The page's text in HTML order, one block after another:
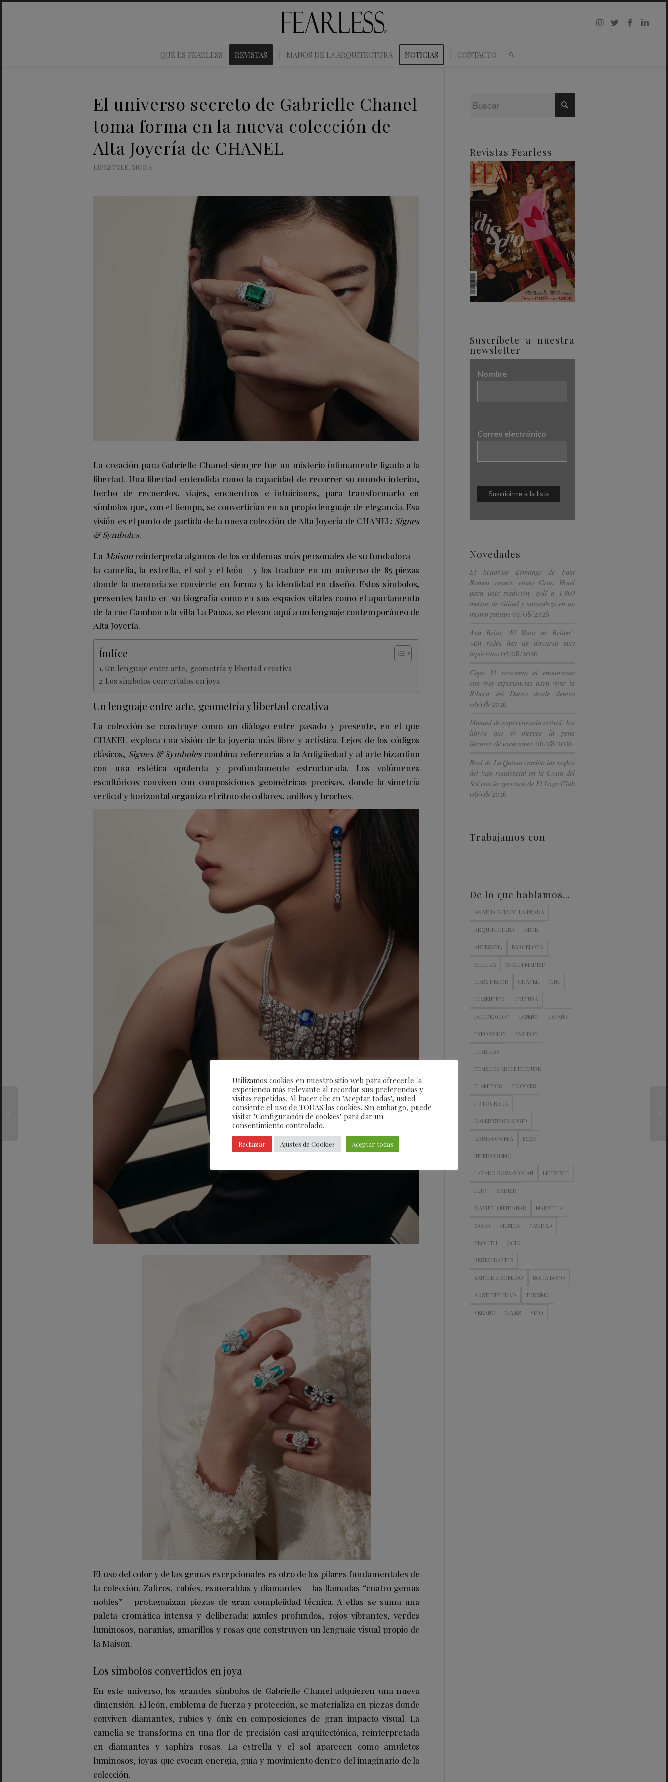
QUÉ ES FEARLESS REVISTAS MANOS DE LA ARQUITECTURA NOTICIAS CONTACTO
El universo secreto de Gabrielle Chanel
toma forma en la nueva colección de
Alta Joyería de CHANEL
LIFESTYLE, MODA
La creación para Gabrielle Chanel siempre fue un misterio íntimamente ligado a la
libertad. Una libertad entendida como la capacidad de recorrer su mundo interior,
hecho de recuerdos, viajes, encuentros e intuiciones, para transformarlo en
símbolos que, con el tiempo, se convertirían en su propio lenguaje de elegancia. Esa
visión es el punto de partida de la nueva colección de Alta Joyería de CHANEL: Signes
& Symboles.
La Maisonreinterpreta algunos de los emblemas más personales de su fundadora —
la camelia, la estrella, el sol y el león— y los traduce en un universo de 85 piezas
donde la memoria se convierte en forma y la identidad en diseño. Estos símbolos,
presentes tanto en su biografía como en sus espacios vitales como el apartamento
de la rue Cambon o la villa La Pausa, se elevan aquí a un lenguaje contemporáneo de
Alta Joyería.
Índice
Un lenguaje entre arte, geometría y libertad creativa
Los símbolos convertidos en joya
Un lenguaje entre arte, geometría y libertad creativa
La colección se construye como un diálogo entre pasado y presente, en el que
CHANEL explora una visión de la joyería más libre y artística. Lejos de los códigos
clásicos, Signes & Symbolescombina referencias a la Antigüedad y al arte bizantino
con una estética opulenta y profundamente estructurada. Los volúmenes
escultóricos conviven con composiciones geométricas precisas, donde la simetría
vertical y horizontal organiza el ritmo de collares, anillos y broches.
El uso del color y de las gemas excepcionales es otro de los pilares fundamentales de
la colección. Zafiros, rubíes, esmeraldas y diamantes —las llamadas “cuatro gemas
nobles”— protagonizan piezas de gran complejidad técnica. A ellas se suma una
paleta cromática intensa y deliberada: azules profundos, rojos vibrantes, verdes
luminosos, naranjas, amarillos y rosas que construyen un lenguaje visual propio de
la Maison.
Los símbolos convertidos en joya
En este universo, los grandes símbolos de Gabrielle Chanel adquieren una nueva
dimensión. El león, emblema de fuerza y protección, se materializa en piezas donde
conviven diamantes, rubíes y ónix en composiciones de gran impacto visual. La
camelia se transforma en una flor de precisión casi arquitectónica, reinterpretada
en diamantes y saphirs rosas. La estrella y el sol aparecen como amuletos
luminosos, joyas que evocan energía, guía y movimiento dentro del imaginario de la
colección.
Revistas Fearless
Suscríbete a nuestra
newsletter
Nombre
Correo electrónico
Novedades
El histórico Ermitage de Font
Romeu renace como Gran Hotel
para unir tradición, golf a 1.800
metros de altitud y naturaleza en un
mismo paisaje 07/08/2026
Ana Brito, ‘El Show de Briten’:
«En redes hay un discurso muy
hipócrita» 07/08/2026
Cepa 21 reinventa el enoturismo
con tres experiencias para vivir la
Ribera del Duero desde dentro
06/08/2026
Manual de supervivencia estival: los
libros que sí merece la pena
llevarse de vacaciones 06/08/2026
Real de La Quinta cambia las reglas
del lujo residencial en la Costa del
Sol con la apertura de El Lago Club
06/08/2026
Trabajamos con
De lo que hablamos…
AGATHA RUIZ DE LA PRADA
ARQUITECTURA ARTE
ARTESANIA BARCELONA
BELLEZA BRACH MADRID
CASA DECOR CHANEL CINE
COSENTINO CULTURA
DECORACION DISEÑO ESPAÑA
EXPOSICIÓN FASHION
FEARLESS
FEARLESS ARCHITECTURE
FLAMENCO FOODIES
FOTOGRAFIA
GALERISTAS MADRID
GASTRONOMIA IBIZA
INTERIORISMO
LAZARO ROSA-VIOLAN LIFESTYLE
LUJO MADRID
MANUEL QUINTANAR MARBELLA
MODA MÚSICA NAVIDAD
NEOLITH OCIO
RESTAURANTES
SANCHEZ ROMERO SOFÍA BONO
SOSTENIBILIDAD TURISMO
VERANO VIAJES VINO
Utilizamos cookies en nuestro sitio web para ofrecerle la
experiencia más relevante al recordar sus preferencias y
visitas repetidas. Al hacer clic en "Aceptar todas", usted
consiente el uso de TODAS las cookies. Sin embargo, puede
visitar "Configuración de cookies" para dar un
consentimiento controlado.
Rechazar Ajustes de Cookies Aceptar todas